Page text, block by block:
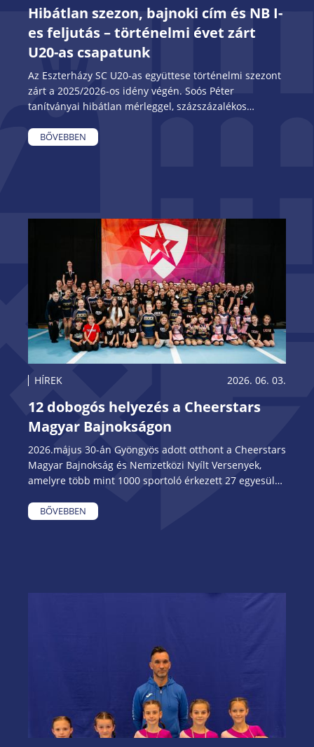
Hibátlan szezon, bajnoki cím és NB I-
es feljutás – történelmi évet zárt
U20-as csapatunk
Az Eszterházy SC U20-as együttese történelmi szezont
zárt a 2025/2026-os idény végén. Soós Péter
tanítványai hibátlan mérleggel, százszázalékos
harcolták ki az NB I-es szereplés jogát. A lányok az
BŐVEBBEN
HÍREK 2026. 06. 03.
12 dobogós helyezés a Cheerstars
Magyar Bajnokságon
2026.május 30-án Gyöngyös adott otthont a Cheerstars
Magyar Bajnokság és Nemzetközi Nyílt Versenyek,
amelyre több mint 1000 sportoló érkezett 27 egyesület
BŐVEBBEN